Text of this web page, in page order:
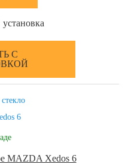
установка
С
MAZDA Xedos 6